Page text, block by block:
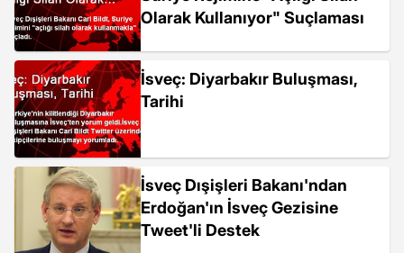
Olarak Kullanıyor" Suçlaması
İsveç: Diyarbakır Buluşması,
Tarihi
İsveç Dışişleri Bakanı'ndan
Erdoğan'ın İsveç Gezisine
Tweet'li Destek